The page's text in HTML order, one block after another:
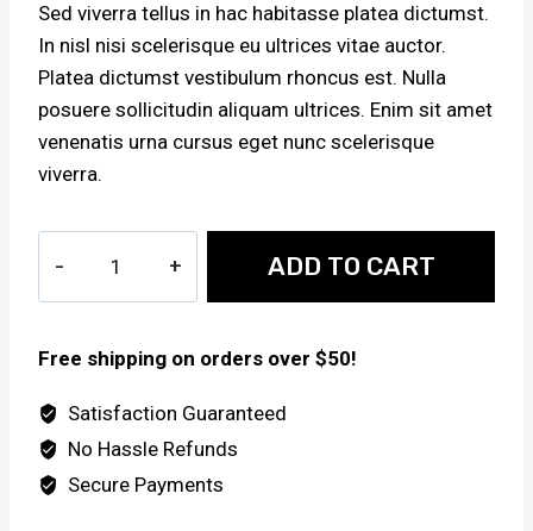
Sed viverra tellus in hac habitasse platea dictumst.
In nisl nisi scelerisque eu ultrices vitae auctor.
Platea dictumst vestibulum rhoncus est. Nulla
posuere sollicitudin aliquam ultrices. Enim sit amet
venenatis urna cursus eget nunc scelerisque
viverra.
ADD TO CART
Free shipping on orders over $50!
Satisfaction Guaranteed
No Hassle Refunds
Secure Payments